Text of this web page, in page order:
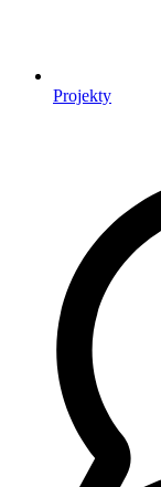
Projekty